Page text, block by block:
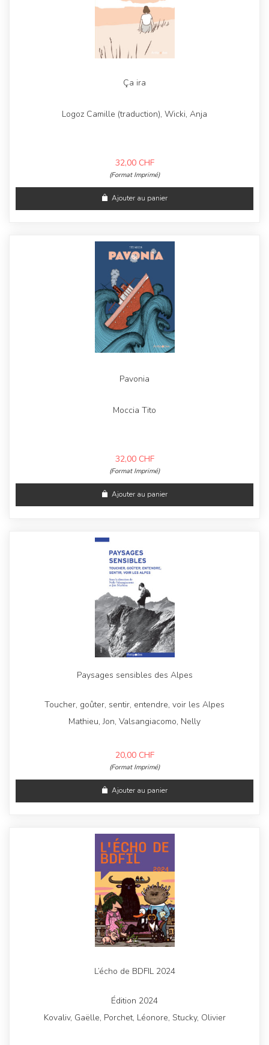
Ça ira
Logoz Camille (traduction), Wicki, Anja
32,00 CHF
(Format Imprimé)
Ajouter au panier
Pavonia
Moccia Tito
32,00 CHF
(Format Imprimé)
Ajouter au panier
Paysages sensibles des Alpes
Toucher, goûter, sentir, entendre, voir les Alpes
Mathieu, Jon, Valsangiacomo, Nelly
20,00 CHF
(Format Imprimé)
Ajouter au panier
L’écho de BDFIL 2024
Édition 2024
Kovaliv, Gaëlle, Porchet, Léonore, Stucky, Olivier